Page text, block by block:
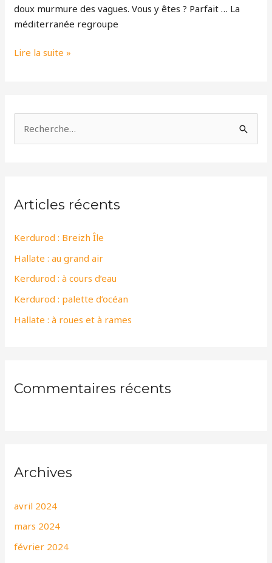
doux murmure des vagues. Vous y êtes ? Parfait … La
méditerranée regroupe
Lire la suite »
e
c
h
e
r
Articles récents
Kerdurod : Breizh Île
Hallate : au grand air
Kerdurod : à cours d’eau
Kerdurod : palette d’océan
Hallate : à roues et à rames
Commentaires récents
Archives
avril 2024
mars 2024
février 2024